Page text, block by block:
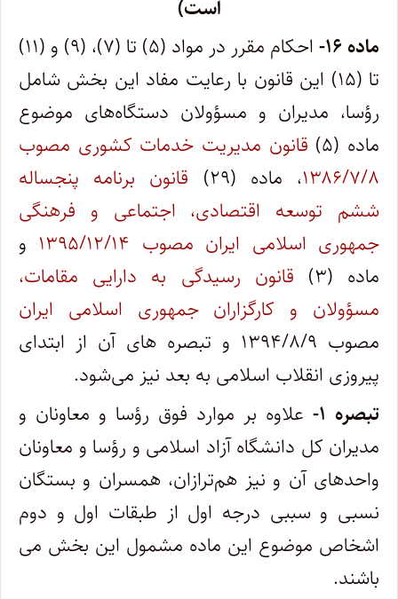
است)
ماده ۱۶-
احکام مقرر در مواد (۵) تا (۷)، (۹) و (۱۱)
تا (۱۵) این قانون با رعایت مفاد این بخش شامل
رؤسا، مدیران و مسؤولان دستگاه‌های موضوع
ماده (۵)
قانون مدیریت خدمات کشوری مصوب
۱۳۸۶/۷/۸، ماده (۲۹)
قانون برنامه پنجساله
ششم توسعه اقتصادی، اجتماعی و فرهنگی
جمهوری اسلامی ایران مصوب ۱۳۹۵/۱۲/۱۴
و
ماده (۳)
قانون رسیدگی به دارایی مقامات،
مسؤولان و کارگزاران جمهوری اسلامی ایران
مصوب ۱۳۹۴/۸/۹ و تبصره ‌­های آن از ابتدای
پیروزی انقلاب اسلامی به بعد نیز می‌شود.
تبصره ۱-
علاوه بر موارد فوق رؤسا و معاونان و
مدیران کل دانشگاه آزاد اسلامی و رؤسا و معاونان
واحدهای آن و نیز هم‌ترازان، همسران و بستگان
نسبی و سببی درجه اول از طبقات اول و دوم
اشخاص موضوع این ماده مشمول این بخش می­‌
باشند.